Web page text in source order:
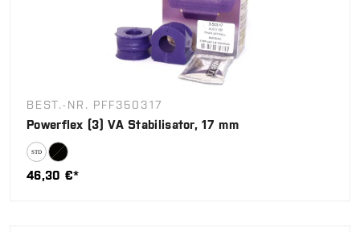
BEST.-NR. PFF350317
Powerflex (3) VA Stabilisator, 17 mm
46,30 €*